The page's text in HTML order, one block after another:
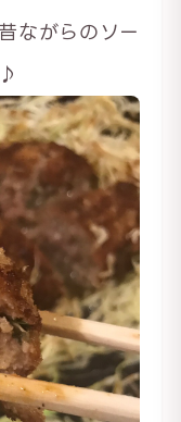
ながらのソー